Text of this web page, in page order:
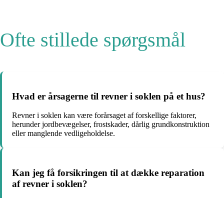
Ofte stillede spørgsmål
Hvad er årsagerne til revner i soklen på et hus?
Revner i soklen kan være forårsaget af forskellige faktorer,
herunder jordbevægelser, frostskader, dårlig grundkonstruktion
eller manglende vedligeholdelse.
Kan jeg få forsikringen til at dække reparation
af revner i soklen?